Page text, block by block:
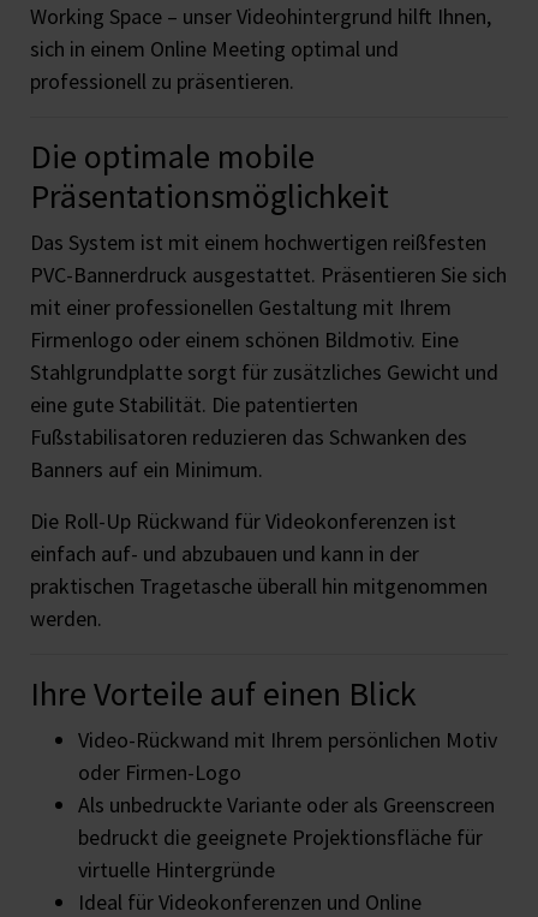
Working Space – unser Videohintergrund hilft Ihnen,
sich in einem Online Meeting optimal und
professionell zu präsentieren.
Die optimale mobile
Präsentationsmöglichkeit
Das System ist mit einem hochwertigen reißfesten
PVC-Bannerdruck ausgestattet. Präsentieren Sie sich
mit einer professionellen Gestaltung mit Ihrem
Firmenlogo oder einem schönen Bildmotiv. Eine
Stahlgrundplatte sorgt für zusätzliches Gewicht und
eine gute Stabilität. Die patentierten
Fußstabilisatoren reduzieren das Schwanken des
Banners auf ein Minimum.
Die Roll-Up Rückwand für Videokonferenzen ist
einfach auf- und abzubauen und kann in der
praktischen Tragetasche überall hin mitgenommen
werden.
Ihre Vorteile auf einen Blick
Video-Rückwand mit Ihrem persönlichen Motiv
oder Firmen-Logo
Als unbedruckte Variante oder als Greenscreen
bedruckt die geeignete Projektionsfläche für
virtuelle Hintergründe
Ideal für Videokonferenzen und Online